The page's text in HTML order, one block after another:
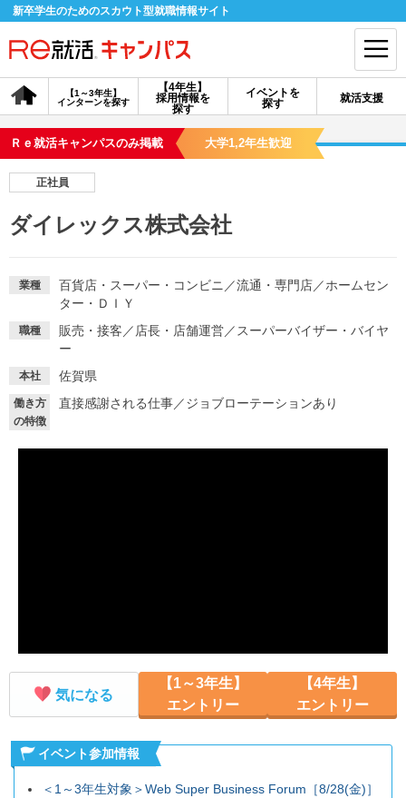
新卒学生のためのスカウト型就職情報サイト
【4年生】
採用情報を
探す
【1～3年生】
インターンを探す
イベントを
探す
就活支援
会員登録 ログイン
会員ID・パスワードを忘れた方はこちら
探す
イベントを探す スカウト お知らせ
Ｒｅ就活キャンパスのみ掲載 大学1,2年生歓迎
正社員
ダイレックス株式会社
業種 百貨店・スーパー・コンビニ ／流通・専門店／ホームセン
ター・ＤＩＹ
職種 販売・接客 ／ 店長・店舗運営／ スーパーバイザー・バイヤ
ー
本社 佐賀県
働き方
の特徴
直接感謝される仕事／ジョブローテーションあり
気になる
【1～3年生】
エントリー
【4年生】
エントリー
イベント参加情報
＜1～3年生対象＞Web Super Business Forum［8/28(金)］